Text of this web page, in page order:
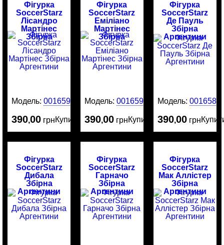
Фігурка
SoccerStarz
Лісандро
Мартінес
Збірна
Аргентини
Модель:0016591
390,00 грнКупити
Фігурка
SoccerStarz
Еміліано
Мартінес
Збірна
Аргентини
Модель:0016590
390,00 грнКупити
Фігурка
SoccerStarz
Де Пауль
Збірна
Аргентини
Модель: 0016589
390,00 грн
Фігурка
SoccerStarz
Дибала
Збірна
Аргентини
Фігурка
SoccerStarz
Гарначо
Збірна
Аргентини
Фігурка
SoccerStarz
Мак Аллістер
Збірна
Аргентини